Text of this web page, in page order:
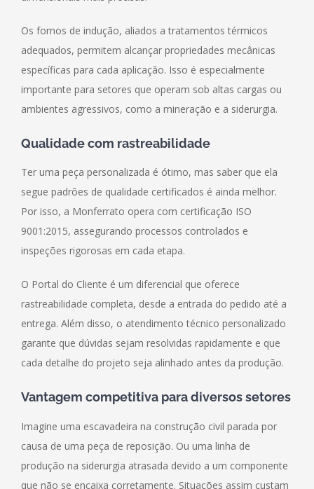
Os fornos de indução, aliados a tratamentos térmicos
adequados, permitem alcançar propriedades mecânicas
específicas para cada aplicação. Isso é especialmente
importante para setores que operam sob altas cargas ou
ambientes agressivos, como a mineração e a siderurgia.
Qualidade com rastreabilidade
Ter uma peça personalizada é ótimo, mas saber que ela
segue padrões de qualidade certificados é ainda melhor.
Por isso, a Monferrato opera com certificação ISO
9001:2015, assegurando processos controlados e
inspeções rigorosas em cada etapa.
O Portal do Cliente é um diferencial que oferece
rastreabilidade completa, desde a entrada do pedido até a
entrega. Além disso, o atendimento técnico personalizado
garante que dúvidas sejam resolvidas rapidamente e que
cada detalhe do projeto seja alinhado antes da produção.
Vantagem competitiva para diversos setores
Imagine uma escavadeira na construção civil parada por
causa de uma peça de reposição. Ou uma linha de
produção na siderurgia atrasada devido a um componente
que não se encaixa corretamente. Situações assim custam